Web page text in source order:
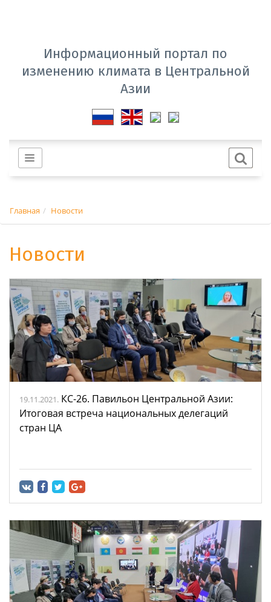
Информационный портал по
изменению климата в Центральной
Азии
Главная Новости
Новости
19.11.2021. КС-26. Павильон Центральной Азии:
Итоговая встреча национальных делегаций
стран ЦА